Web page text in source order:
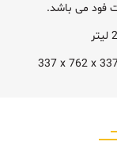
فود می باشد.